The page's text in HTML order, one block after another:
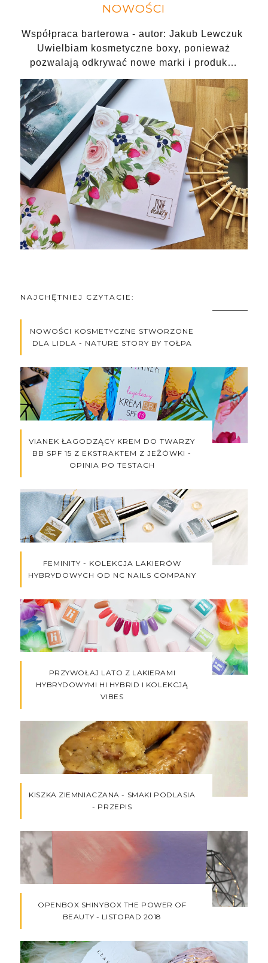
NOWOŚCI
Współpraca barterowa - autor: Jakub Lewczuk
Uwielbiam kosmetyczne boxy, ponieważ
pozwalają odkrywać nowe marki i produk…
NAJCHĘTNIEJ CZYTACIE:
NOWOŚCI KOSMETYCZNE STWORZONE
DLA LIDLA - NATURE STORY BY TOŁPA
VIANEK ŁAGODZĄCY KREM DO TWARZY
BB SPF 15 Z EKSTRAKTEM Z JEŻÓWKI -
OPINIA PO TESTACH
FEMINITY - KOLEKCJA LAKIERÓW
HYBRYDOWYCH OD NC NAILS COMPANY
PRZYWOŁAJ LATO Z LAKIERAMI
HYBRYDOWYMI HI HYBRID I KOLEKCJĄ
VIBES
KISZKA ZIEMNIACZANA - SMAKI PODLASIA
- PRZEPIS
OPENBOX SHINYBOX THE POWER OF
BEAUTY - LISTOPAD 2018